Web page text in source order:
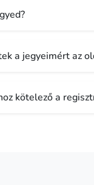
a jegyeimért az
kötelező a